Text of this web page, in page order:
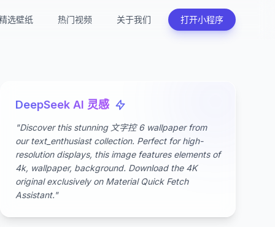
选壁纸 热门视频 关于我们 打开小程序
DeepSeek AI 灵感
"Discover this stunning 文字控 6 wallpaper from
our text_enthusiast collection. Perfect for high-
resolution displays, this image features elements of
4k, wallpaper, background. Download the 4K
original exclusively on Material Quick Fetch
Assistant."